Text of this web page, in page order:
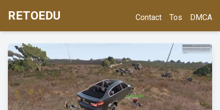
RETOEDU Contact Tos DMCA